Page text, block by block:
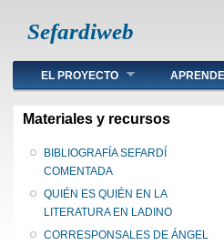
Sefardiweb
Main menu
EL PROYECTO
Materiales y recursos
BIBLIOGRAFÍA SEFARDÍ
COMENTADA
QUIÉN ES QUIÉN EN LA
LITERATURA EN LADINO
CORRESPONSALES DE ÁNGEL